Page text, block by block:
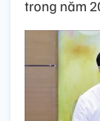
trong năm